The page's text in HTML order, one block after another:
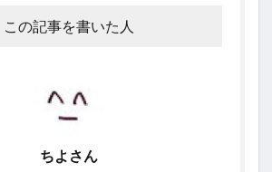
この記事を書いた人
ちよさん